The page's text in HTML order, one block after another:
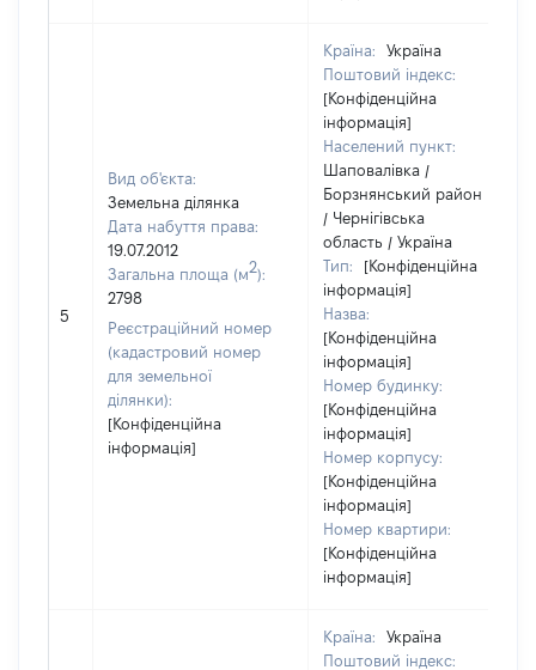
5
Вид об'єкта:
Земельна ділянка
Дата набуття права:
19.07.2012
Загальна площа (м2):
2798
Реєстраційний номер
(кадастровий номер
для земельної
ділянки):
[Конфіденційна
інформація]
Країна:
Україна
Поштовий індекс:
[Конфіденційна
інформація]
Населений пункт:
Шаповалівка /
Борзнянський район
/ Чернігівська
область / Україна
Тип:
[Конфіденційна
інформація]
Назва:
[Конфіденційна
інформація]
Номер будинку:
[Конфіденційна
інформація]
Номер корпусу:
[Конфіденційна
інформація]
Номер квартири:
[Конфіденційна
інформація]
Країна:
Україна
Поштовий індекс: